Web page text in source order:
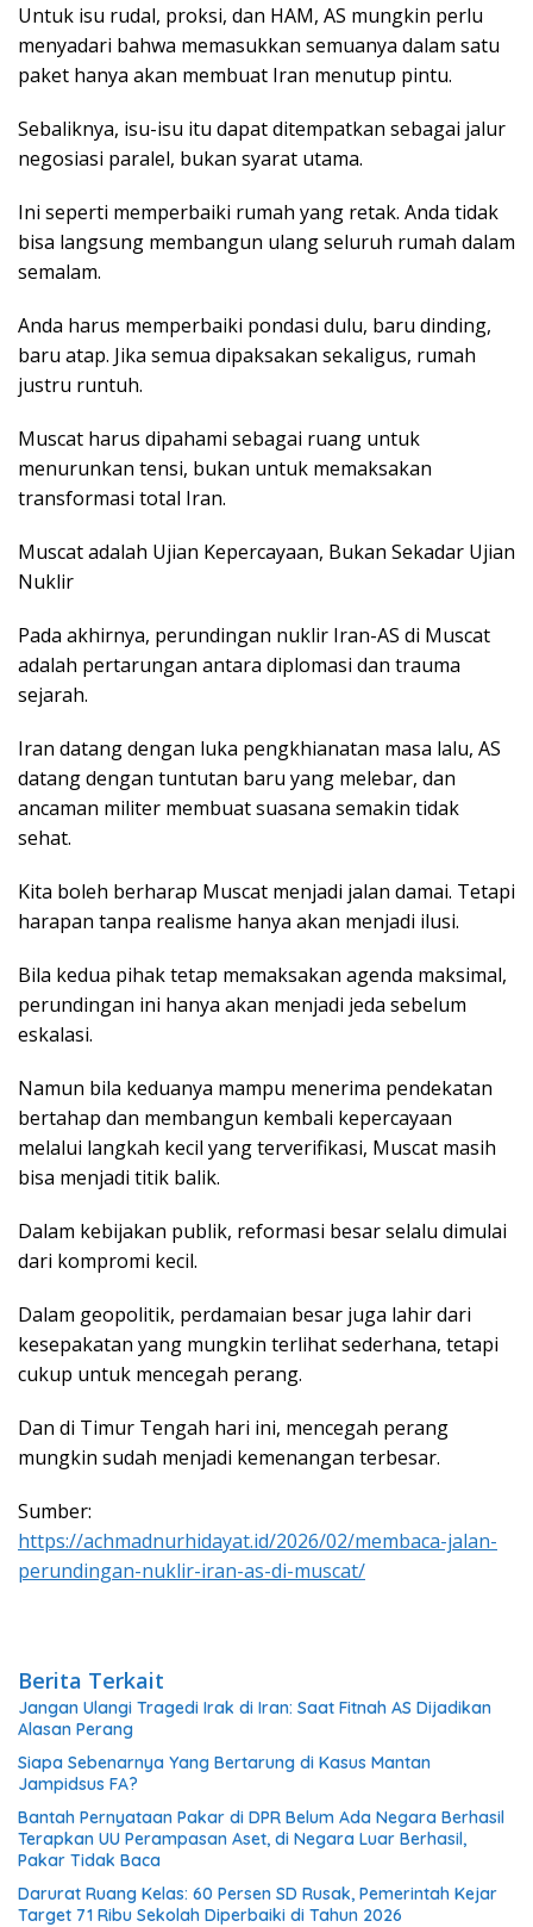
Untuk isu rudal, proksi, dan HAM, AS mungkin perlu
menyadari bahwa memasukkan semuanya dalam satu
paket hanya akan membuat Iran menutup pintu.
Sebaliknya, isu-isu itu dapat ditempatkan sebagai jalur
negosiasi paralel, bukan syarat utama.
Ini seperti memperbaiki rumah yang retak. Anda tidak
bisa langsung membangun ulang seluruh rumah dalam
semalam.
Anda harus memperbaiki pondasi dulu, baru dinding,
baru atap. Jika semua dipaksakan sekaligus, rumah
justru runtuh.
Muscat harus dipahami sebagai ruang untuk
menurunkan tensi, bukan untuk memaksakan
transformasi total Iran.
Muscat adalah Ujian Kepercayaan, Bukan Sekadar Ujian
Nuklir
Pada akhirnya, perundingan nuklir Iran-AS di Muscat
adalah pertarungan antara diplomasi dan trauma
sejarah.
Iran datang dengan luka pengkhianatan masa lalu, AS
datang dengan tuntutan baru yang melebar, dan
ancaman militer membuat suasana semakin tidak
sehat.
Kita boleh berharap Muscat menjadi jalan damai. Tetapi
harapan tanpa realisme hanya akan menjadi ilusi.
Bila kedua pihak tetap memaksakan agenda maksimal,
perundingan ini hanya akan menjadi jeda sebelum
eskalasi.
Namun bila keduanya mampu menerima pendekatan
bertahap dan membangun kembali kepercayaan
melalui langkah kecil yang terverifikasi, Muscat masih
bisa menjadi titik balik.
Dalam kebijakan publik, reformasi besar selalu dimulai
dari kompromi kecil.
Dalam geopolitik, perdamaian besar juga lahir dari
kesepakatan yang mungkin terlihat sederhana, tetapi
cukup untuk mencegah perang.
Dan di Timur Tengah hari ini, mencegah perang
mungkin sudah menjadi kemenangan terbesar.
Sumber:
https://achmadnurhidayat.id/2026/02/membaca-jalan-
perundingan-nuklir-iran-as-di-muscat/
Berita Terkait
Jangan Ulangi Tragedi Irak di Iran: Saat Fitnah AS Dijadikan
Alasan Perang
Siapa Sebenarnya Yang Bertarung di Kasus Mantan
Jampidsus FA?
Bantah Pernyataan Pakar di DPR Belum Ada Negara Berhasil
Terapkan UU Perampasan Aset, di Negara Luar Berhasil,
Pakar Tidak Baca
Darurat Ruang Kelas: 60 Persen SD Rusak, Pemerintah Kejar
Target 71 Ribu Sekolah Diperbaiki di Tahun 2026